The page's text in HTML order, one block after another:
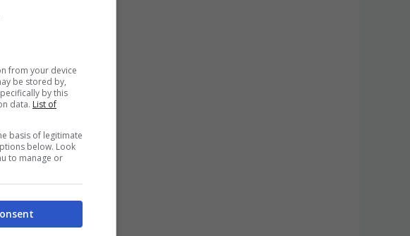
suo
from your device
be stored by,
by this
data. List of
basis of legitimate
below. Look
to manage or